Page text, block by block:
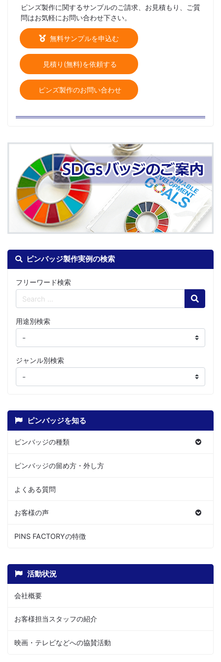
ピンバッジ製作実例の検索
フリーワード検索
Search
用途別検索
ジャンル別検索
ピンバッジを知る
ピンバッジの種類
ピンバッジの留め方・外し方
よくある質問
お客様の声
PINS FACTORYの特徴
活動状況
会社概要
お客様担当スタッフの紹介
映画・テレビなどへの協賛活動
ピンズ製作に関するサンプルのご請求、お見積もり、ご質
問はお気軽にお問い合わせ下さい。
無料サンプルを申込む
見積り(無料)を依頼する
ピンズ製作のお問い合わせ